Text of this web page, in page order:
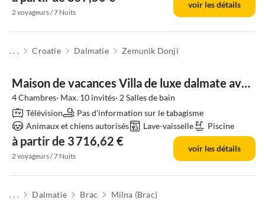
2 voyageurs / 7 Nuits
voir les détails
. . . Croatie Dalmatie Zemunik Donji
Maison de vacances Villa de luxe dalmate avec piscine
4 Chambres· Max. 10 invités· 2 Salles de bain
Télévision
Pas d'information sur le tabagisme
Animaux et chiens autorisés
Lave-vaisselle Piscine
à partir de 3 716,62 €
2 voyageurs / 7 Nuits
voir les détails
. . . Dalmatie Brac Milna (Brac)